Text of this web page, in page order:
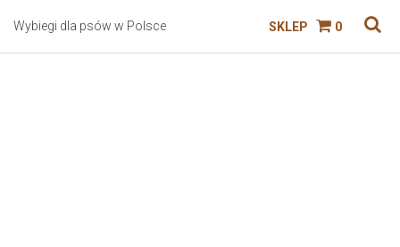
Wybiegi dla psów w Polsce SKLEP 0